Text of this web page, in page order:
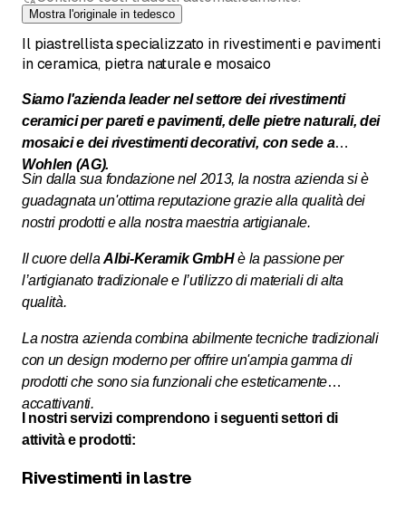
Mostra l'originale in tedesco
Il piastrellista specializzato in rivestimenti e pavimenti
in ceramica, pietra naturale e mosaico
Siamo l'azienda leader nel settore dei rivestimenti
ceramici per pareti e pavimenti, delle pietre naturali, dei
mosaici e dei rivestimenti decorativi, con sede a
Wohlen (AG).
Sin dalla sua fondazione nel 2013, la nostra azienda si è
guadagnata un'ottima reputazione grazie alla qualità dei
nostri prodotti e alla nostra maestria artigianale.
Il cuore dellaAlbi-Keramik GmbHè la passione per
l’artigianato tradizionale e l’utilizzo di materiali di alta
qualità.
La nostra azienda combina abilmente tecniche tradizionali
con un design moderno per offrire un'ampia gamma di
prodotti che sono sia funzionali che esteticamente
accattivanti.
I nostri servizi comprendono i seguenti settori di
attività e prodotti:
Rivestimenti in lastre